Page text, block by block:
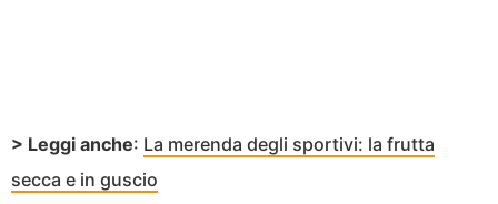
> Leggi anche: La merenda degli sportivi: la frutta
secca e in guscio